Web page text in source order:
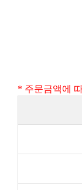
* 주문금액에